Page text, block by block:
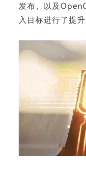
发布，以及
入目标进行了提升